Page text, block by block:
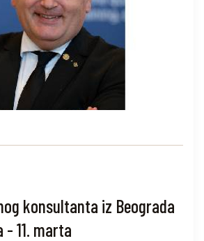
konsultanta iz Beograda
11. marta